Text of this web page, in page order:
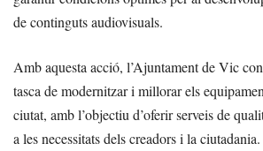
de continguts audiovisuals.
Amb aquesta acció, l’Ajuntament de Vic
tasca de modernitzar i millorar els
ciutat, amb l’objectiu d’oferir serveis de
a les necessitats dels creadors i la